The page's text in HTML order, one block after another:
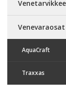
Venevaraosat
AquaCraft
Traxxas